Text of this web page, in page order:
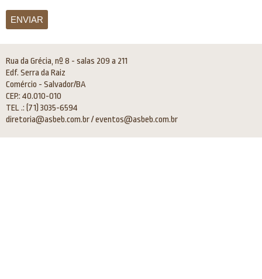
ENVIAR
Rua da Grécia, nº 8 - salas 209 a 211
Edf. Serra da Raiz
Comércio - Salvador/BA
CEP.: 40.010-010
TEL .: (71) 3035-6594
diretoria@asbeb.com.br / eventos@asbeb.com.br